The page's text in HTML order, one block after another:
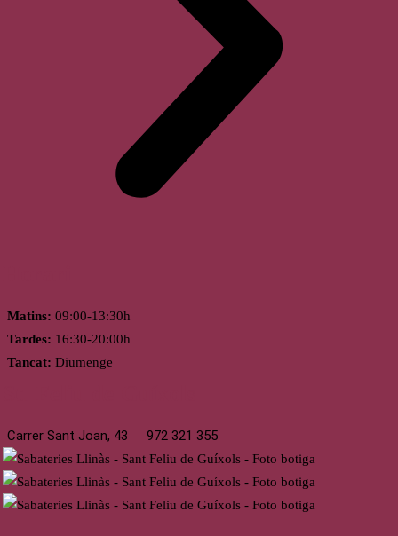
Matins: 09:00-13:30h
Tardes: 16:30-20:00h
Tancat: Diumenge
Carrer Sant Joan, 43 972 321 355